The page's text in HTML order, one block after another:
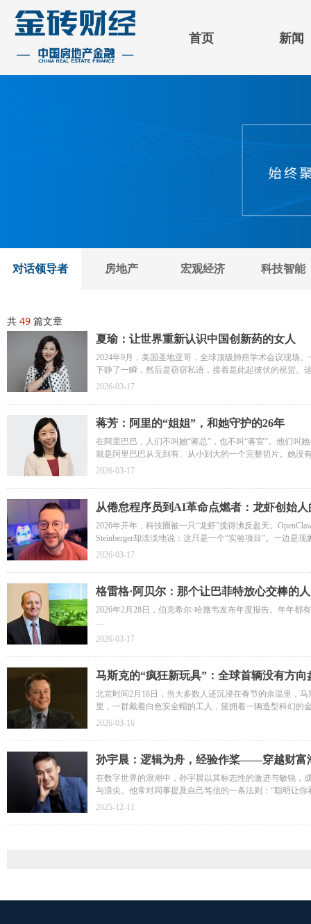
首页 新闻
对话领导者 房地产 宏观经济 科技智能
共 49 篇文章
夏瑜：让世界重新认识中国创新药的女人
2024年9月，美国圣地亚哥，全球顶级肺癌学术会议现
下静了一瞬，然后是窃窃私语，接着是此起彼伏的祝贺。
次日康方生物股价大涨16%。业内称之为“中国医药行业的
2026-03-17
蒋芳：阿里的“姐姐”，和她守护的26年
在阿里巴巴，人们不叫她“蒋总”，也不叫“蒋官”。他们
就是阿里巴巴从无到有、从小到大的一个完整切片。她没
得开空调的人，也是那个在2023年再次接过首席人才官重
2026-03-17
从倦怠程序员到AI革命点燃者：龙虾创始
2026年开年，科技圈被一只“龙虾”搅得沸反盈天。
Steinberger却淡淡地说：这只是一个“实验项目”。一边
2026-03-17
格雷格·阿贝尔：那个让巴菲特放心交棒的人
2026年2月28日，伯克希尔·哈撒韦发布年度报告。年年
95岁的巴菲特卸任CEO，63岁的加拿大人正式接棒。这
但他也写得很笃定：伯克希尔的文化不会变，价值观不会
2026-03-17
马斯克的“疯狂新玩具”：全球首辆没有方
北京时间2月18日，当大多数人还沉浸在春节的余温里，
里，一群戴着白色安全帽的工人，簇拥着一辆造型科幻的
球首款量产下线的完全无人驾驶汽车。马斯克转发了这张
2026-03-16
孙宇晨：逻辑为舟，经验作桨——穿越财富
在数字世界的浪潮中，孙宇晨以其标志性的激进与敏锐，
与浪尖。他常对同事提及自己笃信的一条法则：“聪明让
辑——“逻辑+经验”的双轮驱动哲学。在他看来，逻辑是
2025-12-11